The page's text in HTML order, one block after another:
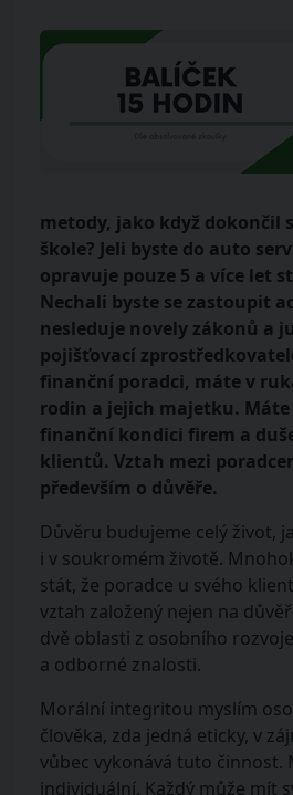
metody, jako když dokončil
škole? Jeli byste do auto
opravuje pouze 5 a více let
Nechali byste se zastoupit
nesleduje novely zákonů a
pojišťovací
finanční poradci, máte v
rodin a jejich majetku.
finanční kondici firem a
klientů. Vztah mezi
především o důvěře.
Důvěru budujeme celý život,
i v soukromém životě.
stát, že poradce u svého
vztah založený nejen na
dvě oblasti z osobního
a odborné znalosti.
Morální integritou myslím
člověka, zda jedná eticky, v
vůbec vykonává tuto činnost.
individuální. Každý může mít